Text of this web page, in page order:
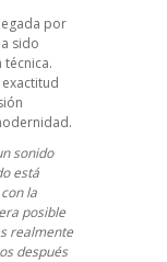
por
sido
técnica.
sonido
está
la
posible
realmente
después